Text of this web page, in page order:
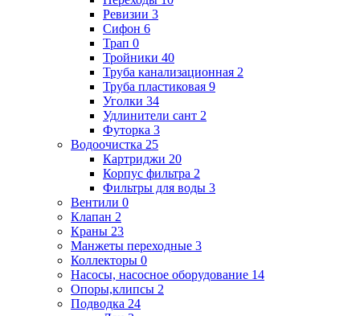
Ревизии 3
Сифон 6
Трап 0
Тройники 40
Труба канализационная 2
Труба пластиковая 9
Уголки 34
Удлинители сант 2
Футорка 3
Водоочистка 25
Картриджи 20
Корпус фильтра 2
Фильтры для воды 3
Вентили 0
Клапан 2
Краны 23
Манжеты переходные 3
Коллекторы 0
Насосы, насосное оборудование 14
Опоры,клипсы 2
Подводка 24